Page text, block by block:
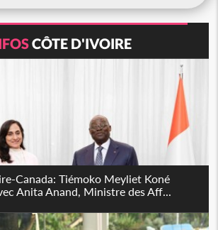
CÔTE D'IVOIRE
Canada: Tiémoko Meyliet Koné
Anita Anand, Ministre des Aff...